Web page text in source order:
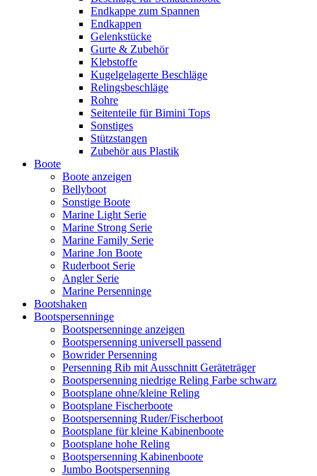
Endkappe zum Spannen
Endkappen
Gelenkstücke
Gurte & Zubehör
Klebstoffe
Kugelgelagerte Beschläge
Relingsbeschläge
Rohre
Seitenteile für Bimini Tops
Sonstiges
Stützstangen
Zubehör aus Plastik
Boote
Boote anzeigen
Bellyboot
Sonstige Boote
Marine Light Serie
Marine Strong Serie
Marine Family Serie
Marine Jon Boote
Ruderboot Serie
Angler Serie
Marine Persenninge
Bootshaken
Bootspersenninge
Bootspersenninge anzeigen
Bootspersenning universell passend
Bowrider Persenning
Persenning Rib mit Ausschnitt Geräteträger
Bootspersenning niedrige Reling Farbe schwarz
Bootsplane ohne/kleine Reling
Bootsplane Fischerboote
Bootspersenning Ruder/Fischerboot
Bootsplane für kleine Kabinenboote
Bootsplane hohe Reling
Bootspersenning Kabinenboote
Jumbo Bootspersenning